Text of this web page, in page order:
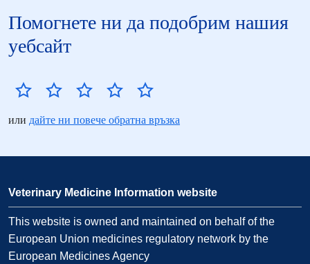
Помогнете ни да подобрим нашия
уебсайт
или дайте ни повече обратна връзка
Veterinary Medicine Information website
This website is owned and maintained on behalf of the
European Union medicines regulatory network by the
European Medicines Agency